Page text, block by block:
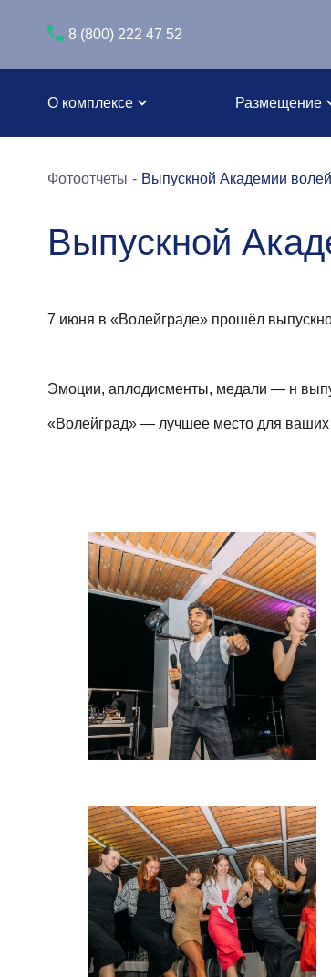
8 (800) 222 47 52
О комплексе Размещение
Фотоотчеты Выпускной Академии
Выпускной
7 июня в «Волейграде» прошёл
Эмоции, аплодисменты, медали — н
«Волейград» — лучшее место для